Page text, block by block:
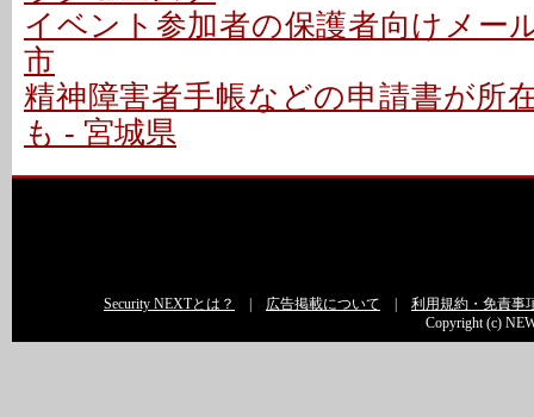
イベント参加者の保護者向けメー
市
精神障害者手帳などの申請書が所
も - 宮城県
Security NEXTとは？ 広告掲載について
利用規約・免責事
Copyright (c)